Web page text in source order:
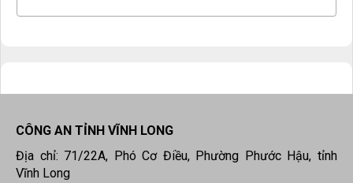
CÔNG AN TỈNH VĨNH LONG
Địa chỉ: 71/22A, Phó Cơ Điều, Phường Phước Hậu, tỉnh
Vĩnh Long